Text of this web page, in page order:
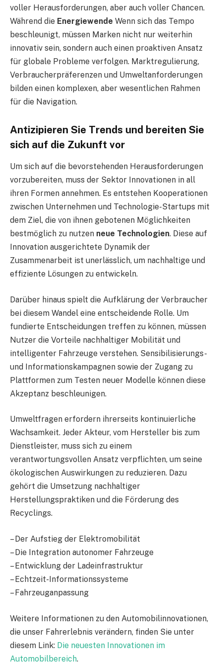
voller Herausforderungen, aber auch voller Chancen.
Während die Energiewende Wenn sich das Tempo
beschleunigt, müssen Marken nicht nur weiterhin
innovativ sein, sondern auch einen proaktiven Ansatz
für globale Probleme verfolgen. Marktregulierung,
Verbraucherpräferenzen und Umweltanforderungen
bilden einen komplexen, aber wesentlichen Rahmen
für die Navigation.
Antizipieren Sie Trends und bereiten Sie
sich auf die Zukunft vor
Um sich auf die bevorstehenden Herausforderungen
vorzubereiten, muss der Sektor Innovationen in all
ihren Formen annehmen. Es entstehen Kooperationen
zwischen Unternehmen und Technologie-Startups mit
dem Ziel, die von ihnen gebotenen Möglichkeiten
bestmöglich zu nutzen neue Technologien. Diese auf
Innovation ausgerichtete Dynamik der
Zusammenarbeit ist unerlässlich, um nachhaltige und
effiziente Lösungen zu entwickeln.
Darüber hinaus spielt die Aufklärung der Verbraucher
bei diesem Wandel eine entscheidende Rolle. Um
fundierte Entscheidungen treffen zu können, müssen
Nutzer die Vorteile nachhaltiger Mobilität und
intelligenter Fahrzeuge verstehen. Sensibilisierungs-
und Informationskampagnen sowie der Zugang zu
Plattformen zum Testen neuer Modelle können diese
Akzeptanz beschleunigen.
Umweltfragen erfordern ihrerseits kontinuierliche
Wachsamkeit. Jeder Akteur, vom Hersteller bis zum
Dienstleister, muss sich zu einem
verantwortungsvollen Ansatz verpflichten, um seine
ökologischen Auswirkungen zu reduzieren. Dazu
gehört die Umsetzung nachhaltiger
Herstellungspraktiken und die Förderung des
Recyclings.
– Der Aufstieg der Elektromobilität
– Die Integration autonomer Fahrzeuge
– Entwicklung der Ladeinfrastruktur
– Echtzeit-Informationssysteme
– Fahrzeuganpassung
Weitere Informationen zu den Automobilinnovationen,
die unser Fahrerlebnis verändern, finden Sie unter
diesem Link: Die neuesten Innovationen im
Automobilbereich.